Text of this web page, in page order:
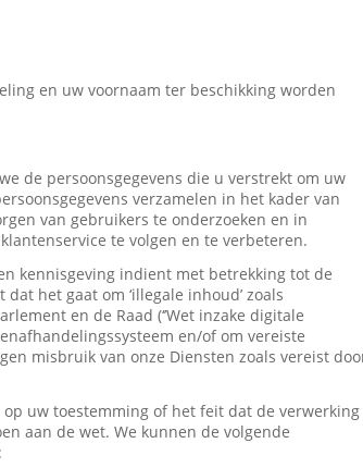
en uw voornaam ter beschikking worden
de persoonsgegevens die u verstrekt om uw
verzamelen in het kader van
van gebruikers te onderzoeken en in
te volgen en te verbeteren.
kennisgeving indient met betrekking tot de
het gaat om ‘illegale inhoud’ zoals
en de Raad (‘’Wet inzake digitale
en/of om vereiste
misbruik van onze Diensten zoals vereist
uw toestemming of het feit dat de verwerking
aan de wet. We kunnen de volgende